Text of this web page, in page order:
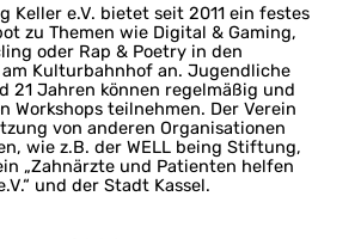
Keller e.V. bietet seit 2011 ein festes
zu Themen wie Digital & Gaming,
oder Rap & Poetry in den
Kulturbahnhof an. Jugendliche
21 Jahren können regelmäßig und
Workshops teilnehmen. Der Verein
von anderen Organisationen
wie z.B. der WELL being Stiftung,
„Zahnärzte und Patienten helfen
und der Stadt Kassel.